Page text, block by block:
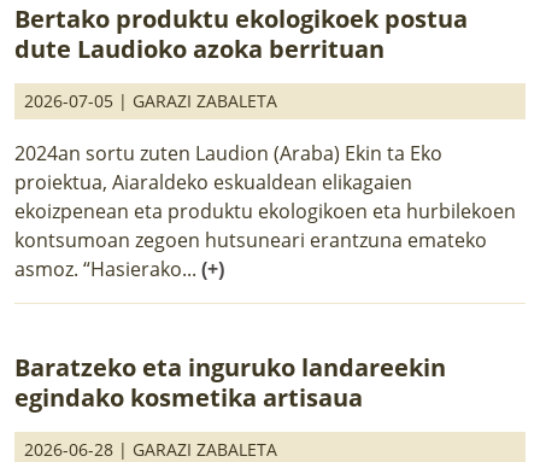
Bertako produktu ekologikoek postua
dute Laudioko azoka berrituan
2026-07-05 | GARAZI ZABALETA
2024an sortu zuten Laudion (Araba) Ekin ta Eko
proiektua, Aiaraldeko eskualdean elikagaien
ekoizpenean eta produktu ekologikoen eta hurbilekoen
kontsumoan zegoen hutsuneari erantzuna emateko
asmoz. “Hasierako... (+)
Baratzeko eta inguruko landareekin
egindako kosmetika artisaua
2026-06-28 | GARAZI ZABALETA